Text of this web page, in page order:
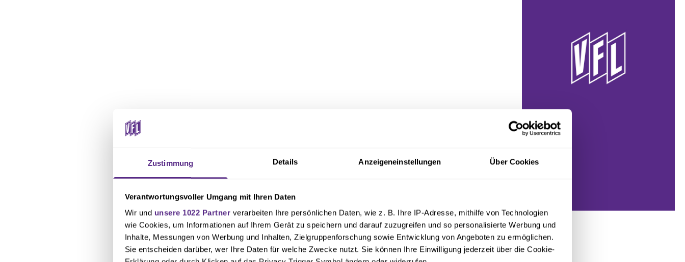
Zustimmung Details Anzeigeneinstellungen Über Cookies
Verantwortungsvoller Umgang mit Ihren Daten
Wir und unsere 1022 Partner verarbeiten Ihre persönlichen Daten, wie z. B. Ihre IP-Adresse, mithilfe von Technologien
wie Cookies, um Informationen auf Ihrem Gerät zu speichern und darauf zuzugreifen und so personalisierte Werbung und
Inhalte, Messungen von Werbung und Inhalten, Zielgruppenforschung sowie Entwicklung von Angeboten zu ermöglichen.
Sie entscheiden darüber, wer Ihre Daten für welche Zwecke nutzt. Sie können Ihre Einwilligung jederzeit über die Cookie-